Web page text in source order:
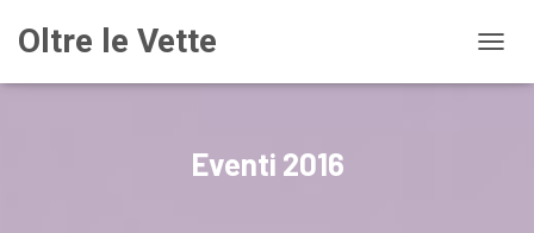
Oltre le Vette
Eventi 2016